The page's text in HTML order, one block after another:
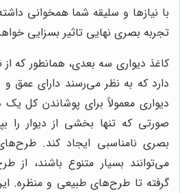
با نیازها و سلیقه شما همخوانی
تجربه بصری نهایی تاثیر بسزایی
کاغذ دیواری سه بعدی، همانطور که
دارد که به نظر می‌رسند دارای عمق
دیواری معمولاً برای پوشاندن کل
صورتی که تنها بخشی از دیوار را
بصری نامناسبی ایجاد کند.
می‌توانند بسیار متنوع باشند، از
گرفته تا طرح‌های طبیعی و منظره.